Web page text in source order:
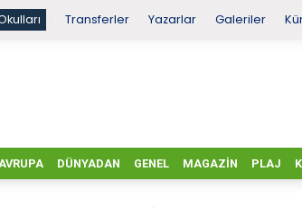
Transferler Yazarlar Galeriler
DÜNYADAN GENEL MAGAZIN PLAJ